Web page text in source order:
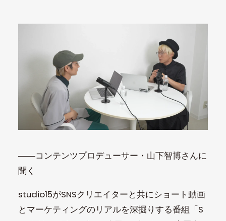
――コンテンツプロデューサー・山下智博さんに
聞く
studio15がSNSクリエイターと共にショート動画
とマーケティングのリアルを深掘りする番組「S